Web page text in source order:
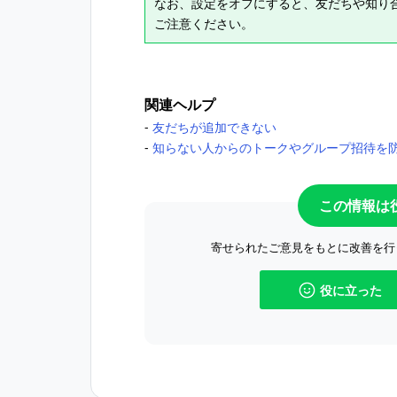
ご注意ください。
関連ヘルプ
‐ 友だちが追加できない
‐ 知らない人からのトークやグループ招待を
この情報は
寄せられたご意見をもとに改善を
役に立った